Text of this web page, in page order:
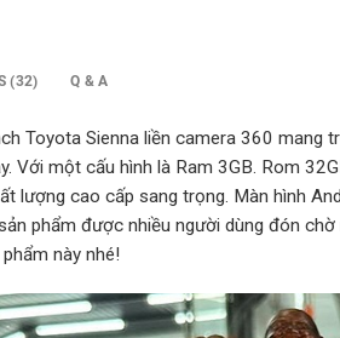
(32) Q & A
Toyota Sienna liền camera 360 mang
Với một cấu hình là Ram 3GB. Rom
lượng cao cấp sang trọng. Màn hình
phẩm được nhiều người dùng đón
này nhé!